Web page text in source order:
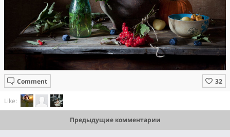
Comment
Like:
Предыдущие комментарии